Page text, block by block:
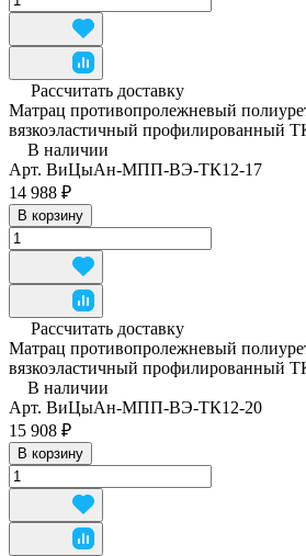
Рассчитать доставку
Матрац противопролежневый
вязкоэластичный профилированный
В наличии
Арт. ВиЦыАн-МПП-ВЭ-ТК12-17
14 988 ₽
В корзину
Рассчитать доставку
Матрац противопролежневый
вязкоэластичный профилированный
В наличии
Арт. ВиЦыАн-МПП-ВЭ-ТК12-20
15 908 ₽
В корзину